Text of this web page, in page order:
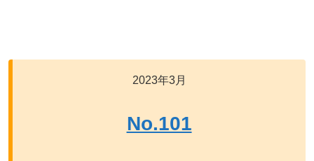
2023年3月
No.101